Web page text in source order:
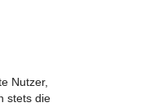
Nutzer,
stets die